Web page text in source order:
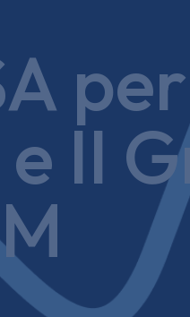
II